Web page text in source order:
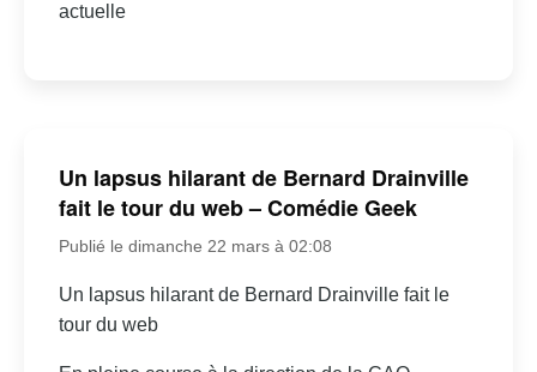
actuelle
Un lapsus hilarant de Bernard Drainville
fait le tour du web – Comédie Geek
Publié le dimanche 22 mars à 02:08
Un lapsus hilarant de Bernard Drainville fait le
tour du web